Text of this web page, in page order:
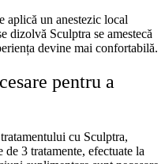
aplică un anestezic local
dizolvă Sculptra se amestecă
devine mai confortabilă.
pentru a
cu Sculptra,
3 tratamente, efectuate la